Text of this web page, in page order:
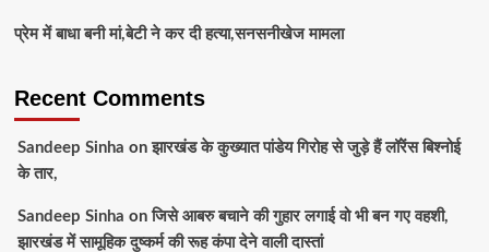
प्रेम में बाधा बनी मां,बेटी ने कर दी हत्या,सनसनीखेज मामला
Recent Comments
Sandeep Sinha onझारखंड के कुख्यात पांडेय गिरोह से जुड़े हैं लॉरेंस बिश्नोई
के तार,
Sandeep Sinha onजिसे आबरु बचाने की गुहार लगाई वो भी बन गए वहशी,
झारखंड में सामूहिक दुष्कर्म की रूह कंपा देने वाली दास्तां